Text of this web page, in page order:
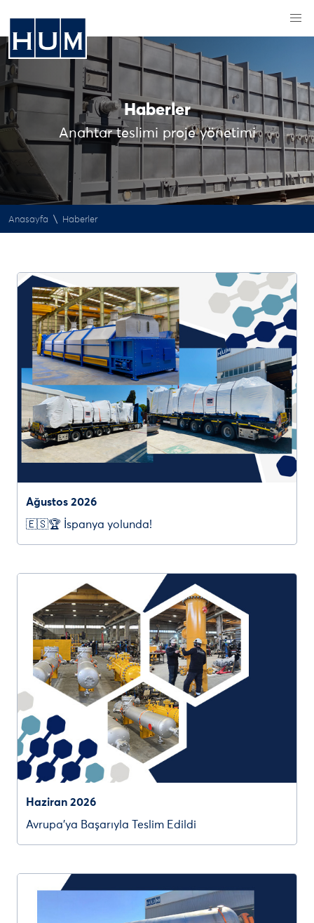
Haberler
Anahtar teslimi proje yönetimi
Anasayfa \ Haberler
Ağustos 2026
🇪🇸🏆 İspanya yolunda!
Haziran 2026
Avrupa’ya Başarıyla Teslim Edildi